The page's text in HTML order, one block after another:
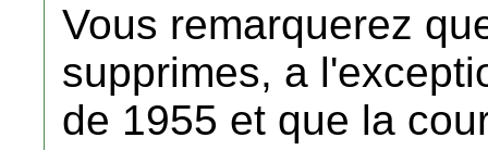
Vous remarquerez
supprimes, a
de 1955 et que la